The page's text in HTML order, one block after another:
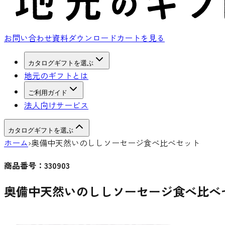
お問い合わせ資料ダウンロードカートを見る
カタログギフトを選ぶ
地元のギフトとは
ご利用ガイド
法人向けサービス
カタログギフトを選ぶ
ホーム›奥備中天然いのししソーセージ食べ比べセット
商品番号： 330903
奥備中天然いのししソーセージ食べ比べ